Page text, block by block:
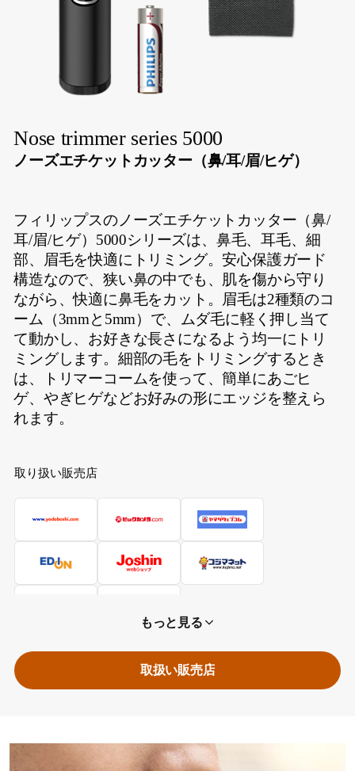
Nose trimmer series 5000
ノーズエチケットカッター（鼻/耳/眉/ヒゲ）
フィリップスのノーズエチケットカッター（鼻/
耳/眉/ヒゲ）5000シリーズは、鼻毛、耳毛、細
部、眉毛を快適にトリミング。安心保護ガード
構造なので、狭い鼻の中でも、肌を傷から守り
ながら、快適に鼻毛をカット。眉毛は2種類のコ
ーム（3mmと5mm）で、ムダ毛に軽く押し当て
て動かし、お好きな長さになるよう均一にトリ
ミングします。細部の毛をトリミングするとき
は、トリマーコームを使って、簡単にあごヒ
ゲ、やぎヒゲなどお好みの形にエッジを整えら
れます。
取り扱い販売店
もっと見る
取扱い販売店